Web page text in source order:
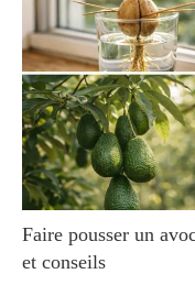
Faire pousser un
et conseils